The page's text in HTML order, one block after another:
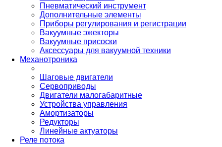
Пневматический инструмент
Дополнительные элементы
Приборы регулирования и регистрации
Вакуумные эжекторы
Вакуумные присоски
Аксессуары для вакуумной техники
Механотроника
Шаговые двигатели
Сервоприводы
Двигатели малогабаритные
Устройства управления
Амортизаторы
Редукторы
Линейные актуаторы
Реле потока